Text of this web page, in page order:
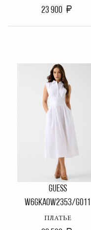
23 900
GUESS
W6GKA0W2353/G011
ПЛАТЬЕ